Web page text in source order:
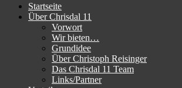
Startseite
Über Chrisdal 11
Vorwort
Wir bieten…
Grundidee
Über Christoph Reisinger
Das Chrisdal 11 Team
Links/Partner